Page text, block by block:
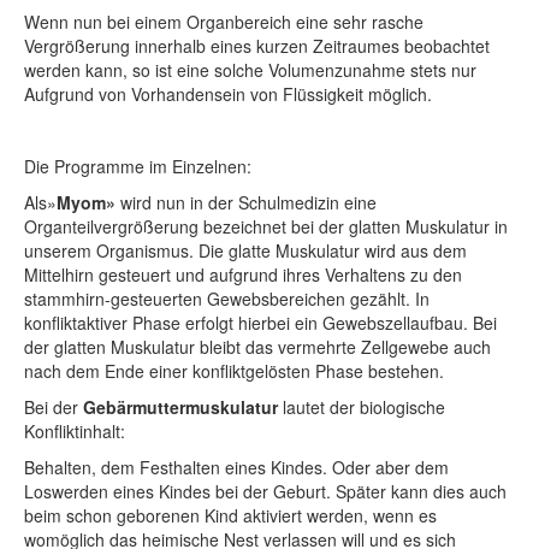
Wenn nun bei einem Organbereich eine sehr rasche
Vergrößerung innerhalb eines kurzen Zeitraumes beobachtet
werden kann, so ist eine solche Volumenzunahme stets nur
Aufgrund von Vorhandensein von Flüssigkeit möglich.
Die Programme im Einzelnen:
Als»Myom» wird nun in der Schulmedizin eine
Organteilvergrößerung bezeichnet bei der glatten Muskulatur in
unserem Organismus. Die glatte Muskulatur wird aus dem
Mittelhirn gesteuert und aufgrund ihres Verhaltens zu den
stammhirn-gesteuerten Gewebsbereichen gezählt. In
konfliktaktiver Phase erfolgt hierbei ein Gewebszellaufbau. Bei
der glatten Muskulatur bleibt das vermehrte Zellgewebe auch
nach dem Ende einer konfliktgelösten Phase bestehen.
Bei der Gebärmuttermuskulatur lautet der biologische
Konfliktinhalt:
Behalten, dem Festhalten eines Kindes. Oder aber dem
Loswerden eines Kindes bei der Geburt. Später kann dies auch
beim schon geborenen Kind aktiviert werden, wenn es
womöglich das heimische Nest verlassen will und es sich